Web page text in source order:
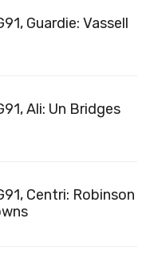
Guardie: Vassell
Ali: Un Bridges
Centri: Robinson